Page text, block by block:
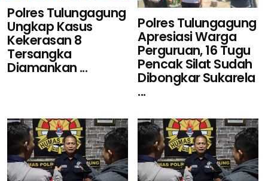
Polres Tulungagung
Ungkap Kasus
Kekerasan 8
Tersangka
Diamankan ...
Polres Tulungagung
Apresiasi Warga
Perguruan, 16 Tugu
Pencak Silat Sudah
Dibongkar Sukarela
...